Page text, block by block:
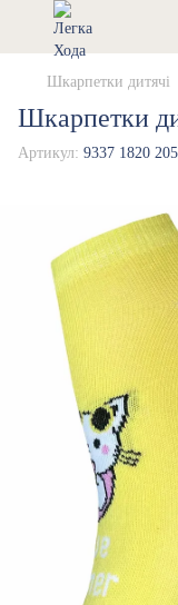
Шкарпетки дитячі
Шкарпетки
Артикул: 9337 1820